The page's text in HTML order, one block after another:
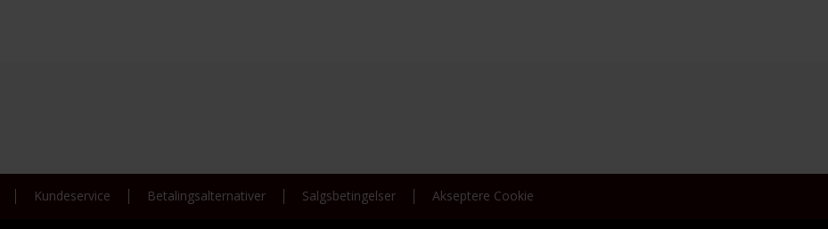
Kundeservice Betalingsalternativer Salgsbetingelser Akseptere Cookie